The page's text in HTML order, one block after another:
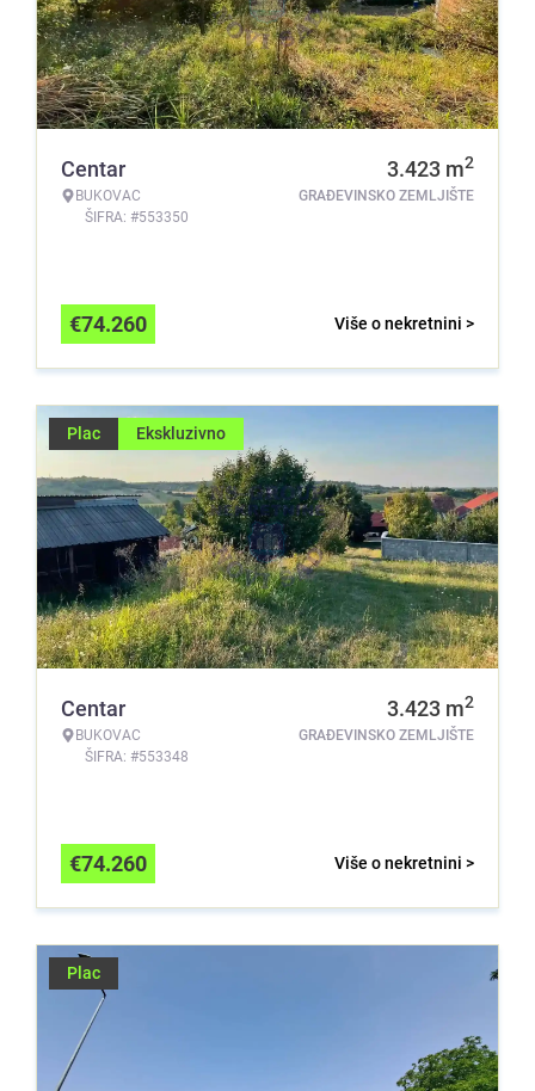
Centar
BUKOVAC
ŠIFRA: #553350
3.423 m2
GRAĐEVINSKO ZEMLJIŠTE
Više o nekretnini >
€74.260
Plac Ekskluzivno
Centar
BUKOVAC
ŠIFRA: #553348
3.423 m2
GRAĐEVINSKO ZEMLJIŠTE
Više o nekretnini >
€74.260
Plac